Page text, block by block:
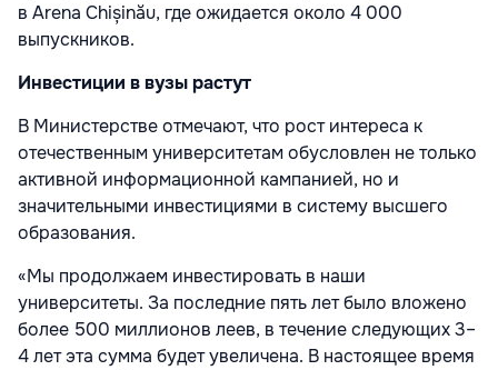
в Arena Chișinău, где ожидается около 4 000
выпускников.
Инвестиции в вузы растут
В Министерстве отмечают, что рост интереса к
отечественным университетам обусловлен не только
активной информационной кампанией, но и
значительными инвестициями в систему высшего
образования.
«Мы продолжаем инвестировать в наши
университеты. За последние пять лет было вложено
более 500 миллионов леев, в течение следующих 3–
4 лет эта сумма будет увеличена. В настоящее время